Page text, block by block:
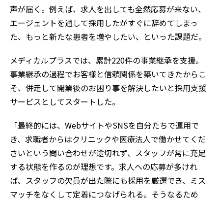
声が届く。例えば、求人を出しても全然応募が来ない、
エージェントを通して採用したがすぐに辞めてしまっ
た、もっと新たな患者を増やしたい、といった課題だ。
メディカルプラスでは、累計220件の事業継承を支援。
事業継承の過程でお客様と信頼関係を築いてきたからこ
そ、併走して開業後のお困り事を解決したいと採用支援
サービスとしてスタートした。
「最終的には、WebサイトやSNSを自分たちで運用で
き、求職者からはクリニックや医療法人で働かせてくだ
さいという問い合わせが途切れず、スタッフが常に充足
する状態を作るのが理想です。求人への応募が多けれ
ば、スタッフの欠員が出た際にも採用を厳選でき、ミス
マッチをなくして定着につなげられる。そうなるため